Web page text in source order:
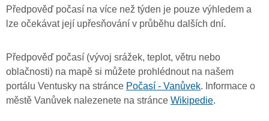
Předpověď počasí na více než týden je pouze výhledem a
lze očekávat její upřesňování v průběhu dalších dní.
Předpověď počasí (vývoj srážek, teplot, větru nebo
oblačnosti) na mapě si můžete prohlédnout na našem
portálu Ventusky na stránce Počasí - Vanůvek. Informace o
městě Vanůvek nalezenete na stránce Wikipedie.